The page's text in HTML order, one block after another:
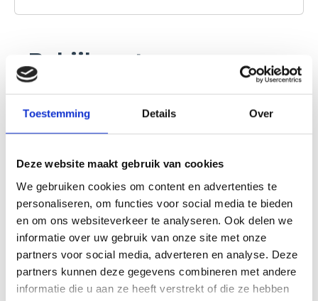
Toestemming Details Over
Deze website maakt gebruik van cookies
We gebruiken cookies om content en advertenties te
personaliseren, om functies voor social media te bieden
en om ons websiteverkeer te analyseren. Ook delen we
informatie over uw gebruik van onze site met onze
partners voor social media, adverteren en analyse. Deze
partners kunnen deze gegevens combineren met andere
informatie die u aan ze heeft verstrekt of die ze hebben
Bekijk wat er
nog meer te
doen is
Buitenexpositie
Kiek Terug